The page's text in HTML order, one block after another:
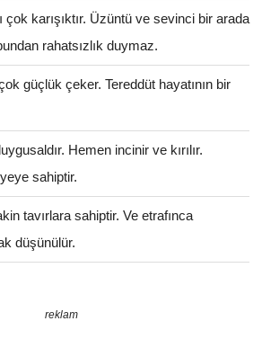
çok karışıktır. Üzüntü ve sevinci bir arada
rahatsızlık duymaz.
güçlük çeker. Tereddüt hayatının bir
Hemen incinir ve kırılır.
sahiptir.
tavırlara sahiptir. Ve etrafınca
düşünülür.
reklam